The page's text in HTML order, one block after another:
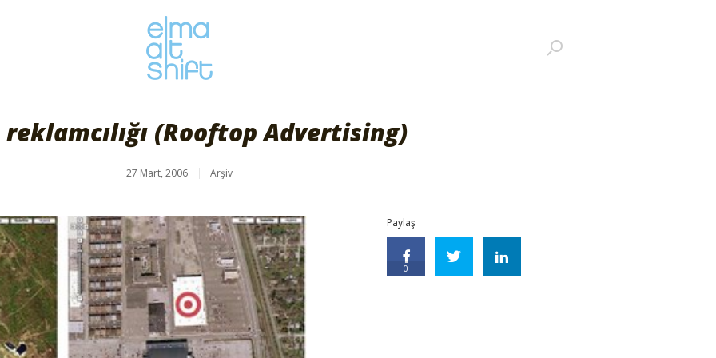
reklamcılığı (Rooftop Advertising)
27 Mart, 2006 Arşiv
Paylaş
0